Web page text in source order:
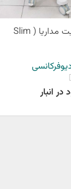
اسلیم فیت مداریا ( Slim
انبار